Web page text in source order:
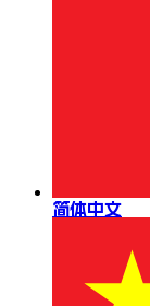
简体中文